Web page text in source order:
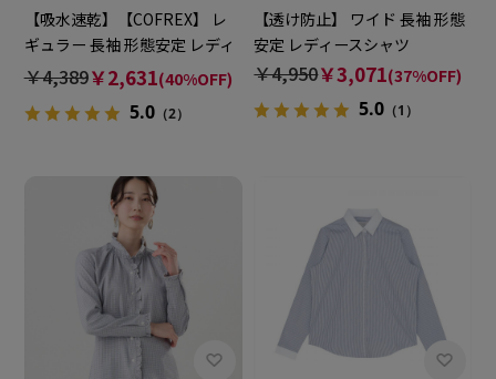
【吸水速乾】【COFREX】 レ
ギュラー 長袖 形態安定 レディ
ースシャツ
￥4,389￥2,631(40%OFF)
5.0（2）
【透け防止】 ワイド 長袖 形態
安定 レディースシャツ
￥4,950￥3,071(37%OFF)
5.0 （1）